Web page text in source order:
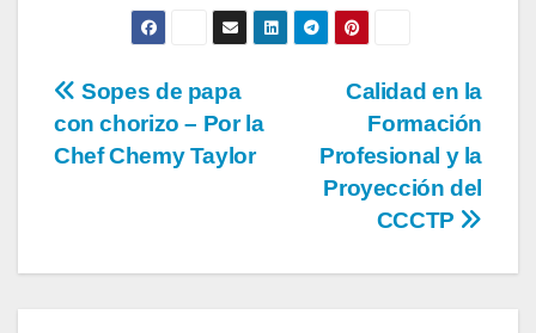
Calidad en la
Formación
Profesional y la
Proyección del
CCCTP
Sopes de papa
con chorizo – Por la
Chef Chemy Taylor